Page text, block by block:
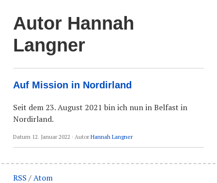
Autor Hannah
Langner
Auf Mission in Nordirland
Seit dem 23. August 2021 bin ich nun in Belfast in
Nordirland.
Datum 12. Januar 2022 · Autor Hannah Langner
RSS /Atom